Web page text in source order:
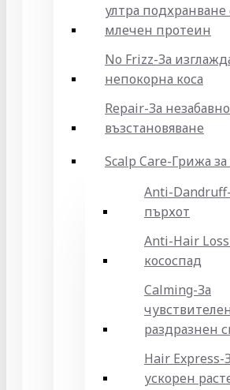
ултра подхранване
млечен протеин
No Frizz-За
непокорна коса
Repair-За незабавно
възстановяване
Scalp Care-Грижа за
Anti-
пърхот
Anti-Hair
кососпад
Calming-За
раздразнен
Hair Express-
ускорен